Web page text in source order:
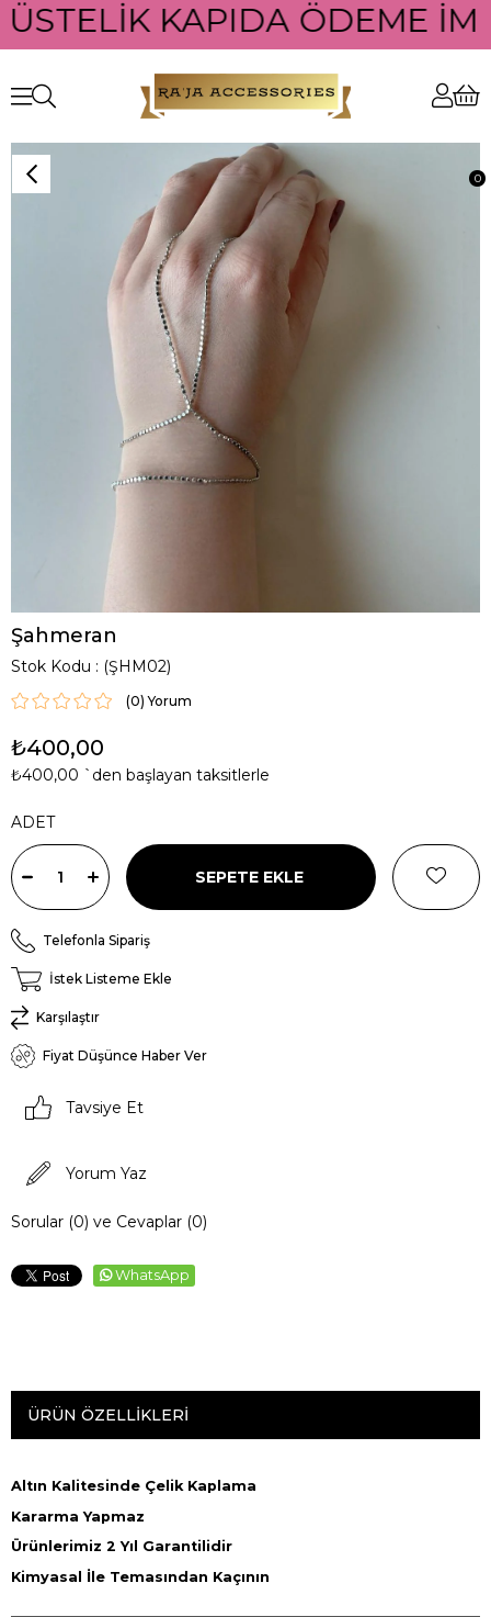
KAPIDA ÖDEME
0
Şahmeran
Stok Kodu (ŞHM02)
(0)
₺400,00
₺400,00 `den başlayan taksitlerle
ADET
Telefonla Sipariş
İstek Listeme Ekle
Karşılaştır
Fiyat Düşünce Haber Ver
Tavsiye Et
Yorum Yaz
Sorular (0) ve Cevaplar (0)
WhatsApp
ÜRÜN ÖZELLIKLERI
Altın Kalitesinde Çelik Kaplama
Kararma Yapmaz
Ürünlerimiz 2 Yıl Garantilidir
Kimyasal İle Temasından Kaçının